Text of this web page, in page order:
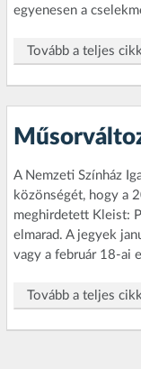
egyenesen a
Tovább a teljes
A Nemzeti Színház
közönségét, hogy a
meghirdetett Kleist:
elmarad. A jegyek
vagy a február 18-ai
Tovább a teljes